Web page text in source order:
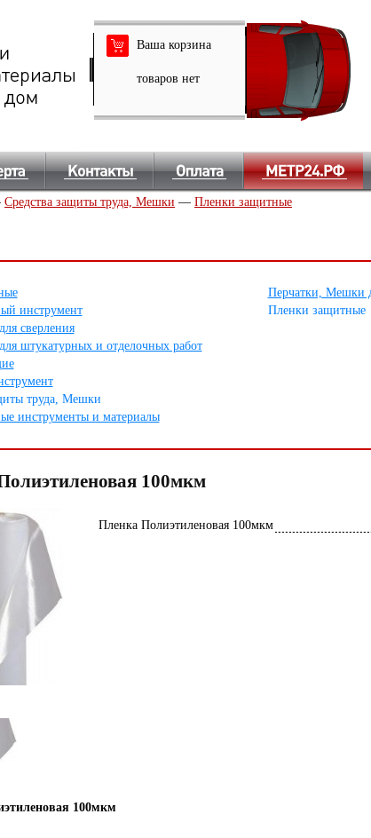
Ваша корзина
товаров нет
Средства защиты труда, Мешки — Пленки защитные
инструмент
сверления
штукатурных и отделочных работ
труда, Мешки
инструменты и материалы
Перчатки, Мешки
Пленки защитные
100мкм
Пленка Полиэтиленовая 100мкм
100мкм